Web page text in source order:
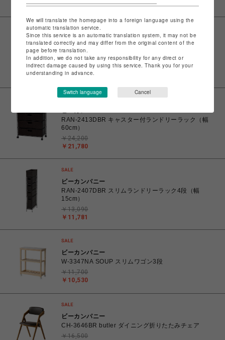
￥23,562
ビーカンパニー
RAN-2415DBR キャスター付ハイランドリーラック
（幅40cm）
￥19,305
￥21,450
RAN-2413DBR キャスター付ランドリーラック（幅
60cm）
￥21,780
￥24,200
ビーカンパニー
RAN-2407DBR スリムランドリーラック4段（幅
15cm）
￥11,781
￥13,090
ビーカンパニー
W-3347NA SOUP スリムワゴン3段
￥10,530
￥11,700
ビーカンパニー
CH-3646BR butler ダイニング折りたたみチェア
￥16,500
We will translate the homepage into a foreign language using the
automatic translation service.
Since this service is an automatic translation system, it may not be
translated correctly and may differ from the original content of the
page before translation.
In addition, we do not take any responsibility for any direct or
indirect damage caused by using this service. Thank you for your
understanding in advance.
Switch language Cancel